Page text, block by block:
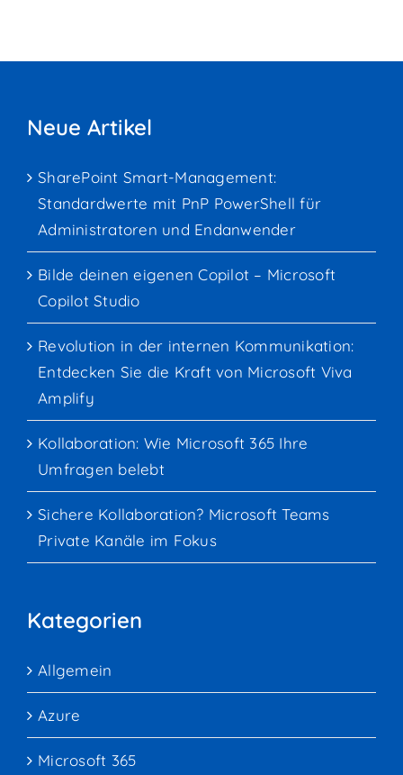
Neue Artikel
SharePoint Smart-Management:
Standardwerte mit PnP PowerShell für
Administratoren und Endanwender
Bilde deinen eigenen Copilot – Microsoft
Copilot Studio
Revolution in der internen Kommunikation:
Entdecken Sie die Kraft von Microsoft Viva
Amplify
Kollaboration: Wie Microsoft 365 Ihre
Umfragen belebt
Sichere Kollaboration? Microsoft Teams
Private Kanäle im Fokus
Kategorien
Allgemein
Azure
Microsoft 365